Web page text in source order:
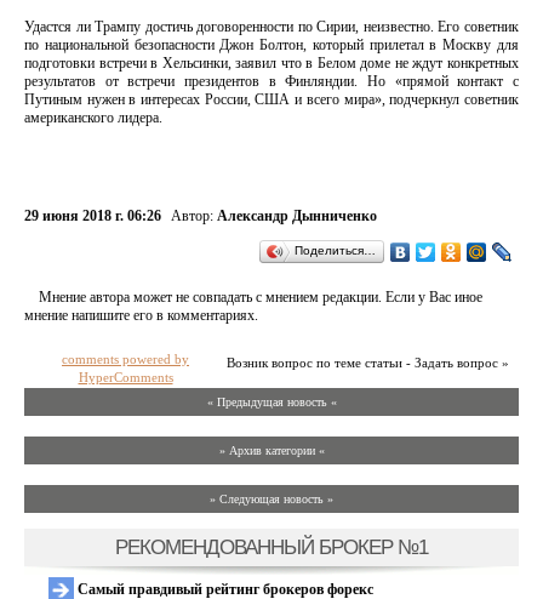
Удастся ли Трампу достичь договоренности по Сирии, неизвестно. Его советник
по национальной безопасности Джон Болтон, который прилетал в Москву для
подготовки встречи в Хельсинки, заявил что в Белом доме не ждут конкретных
результатов от встречи президентов в Финляндии. Но «прямой контакт с
Путиным нужен в интересах России, США и всего мира», подчеркнул советник
американского лидера.
29 июня 2018 г. 06:26 Автор: Александр Дынниченко
Поделиться…
Мнение автора может не совпадать с мнением редакции. Если у Вас иное
мнение напишите его в комментариях.
Возник вопрос по теме статьи - Задать вопрос »
comments powered by
HyperComments
« Предыдущая новость «
» Архив категории «
» Следующая новость »
РЕКОМЕНДОВАННЫЙ БРОКЕР №1
Самый правдивый рейтинг брокеров форекс